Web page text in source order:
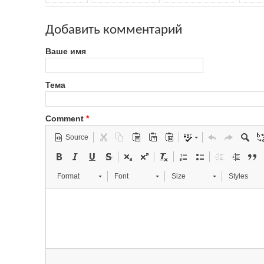
Добавить комментарий
Ваше имя
Тема
Comment *
Source
Format Font Size Styles